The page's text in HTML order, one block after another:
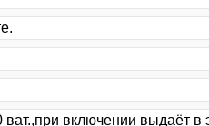
включении выдаёт